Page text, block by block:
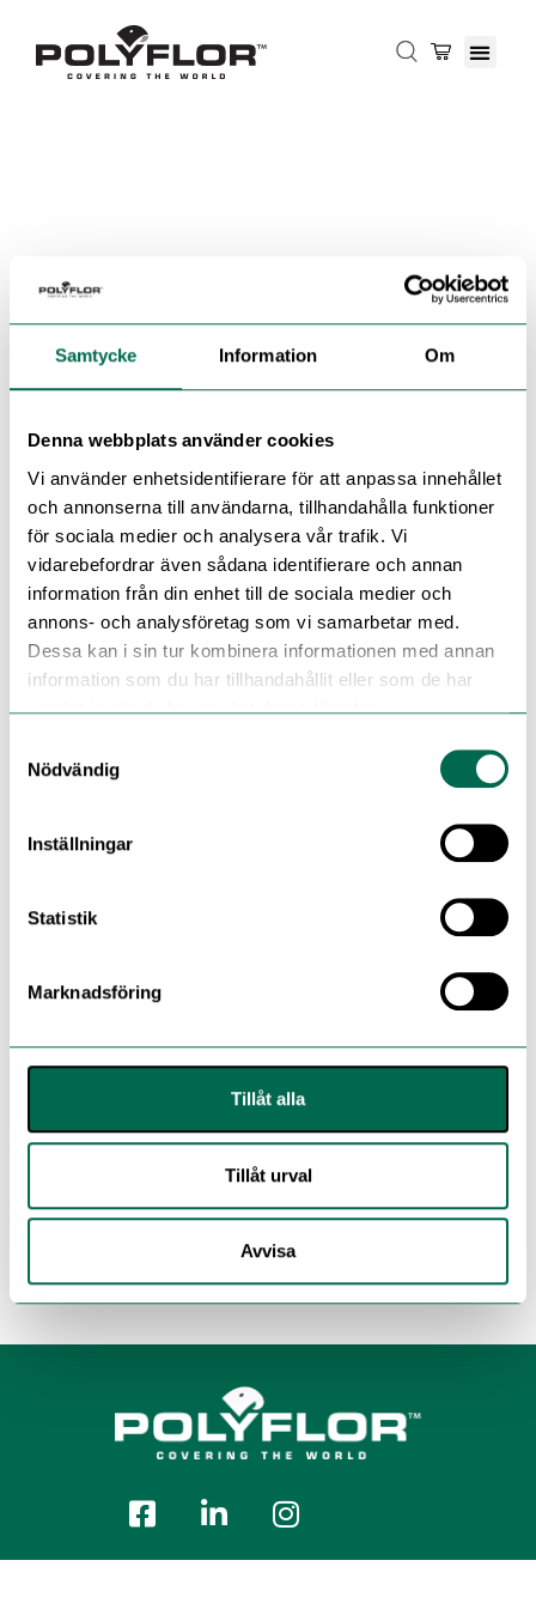
Samtycke Information Om
Denna webbplats använder cookies
Vi använder enhetsidentifierare för att anpassa innehållet
och annonserna till användarna, tillhandahålla funktioner
för sociala medier och analysera vår trafik. Vi
vidarebefordrar även sådana identifierare och annan
information från din enhet till de sociala medier och
annons- och analysföretag som vi samarbetar med.
Dessa kan i sin tur kombinera informationen med annan
information som du har tillhandahållit eller som de har
samlat in när du har använt deras tjänster.
Nödvändig
Inställningar
Statistik
Marknadsföring
Tillåt alla
Tillåt urval
Avvisa